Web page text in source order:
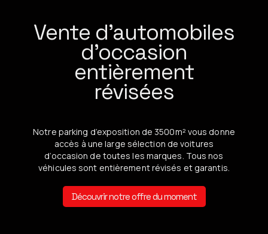
Vente d’automobiles
d’occasion
entièrement
révisées
Notre parking d’exposition de 3500m² vous donne
accès à une large sélection de voitures
d’occasion de toutes les marques. Tous nos
véhicules sont entièrement révisés et garantis.
Découvrir notre offre du moment